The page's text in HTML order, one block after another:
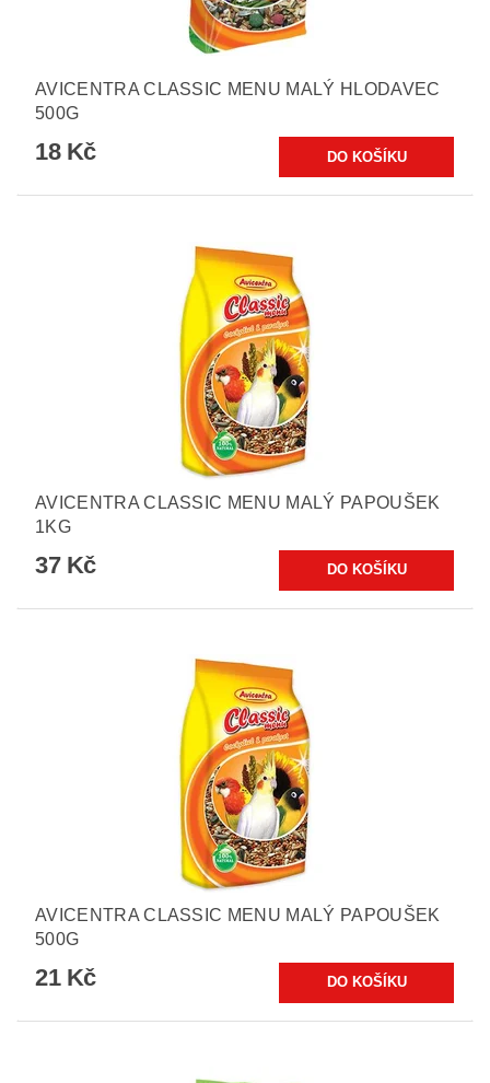
AVICENTRA CLASSIC MENU MALÝ HLODAVEC
500G
18 Kč
AVICENTRA CLASSIC MENU MALÝ PAPOUŠEK
1KG
37 Kč
AVICENTRA CLASSIC MENU MALÝ PAPOUŠEK
500G
21 Kč